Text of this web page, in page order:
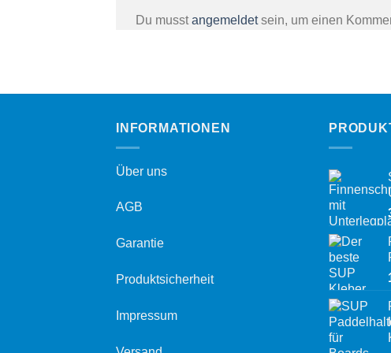
Du musstangemeldetsein, um einen
INFORMATIONEN
Über uns
AGB
Garantie
Produktsicherheit
Impressum